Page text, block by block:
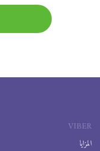
VIBER
المزايا